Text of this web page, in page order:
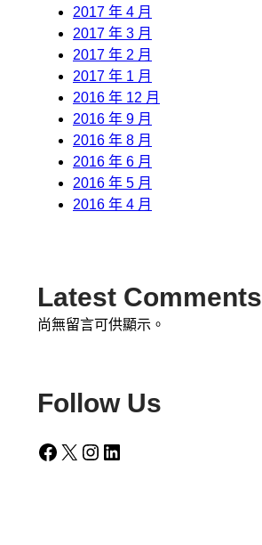
2017 年 4 月
2017 年 3 月
2017 年 2 月
2017 年 1 月
2016 年 12 月
2016 年 9 月
2016 年 8 月
2016 年 6 月
2016 年 5 月
2016 年 4 月
Latest Comments
尚無留言可供顯示。
Follow Us
Facebook X Instagram LinkedIn